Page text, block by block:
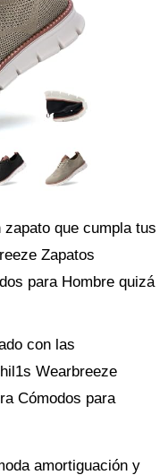
que cumpla tus
Zapatos
para Hombre quizá
con las
Wearbreeze
Cómodos para
amortiguación y